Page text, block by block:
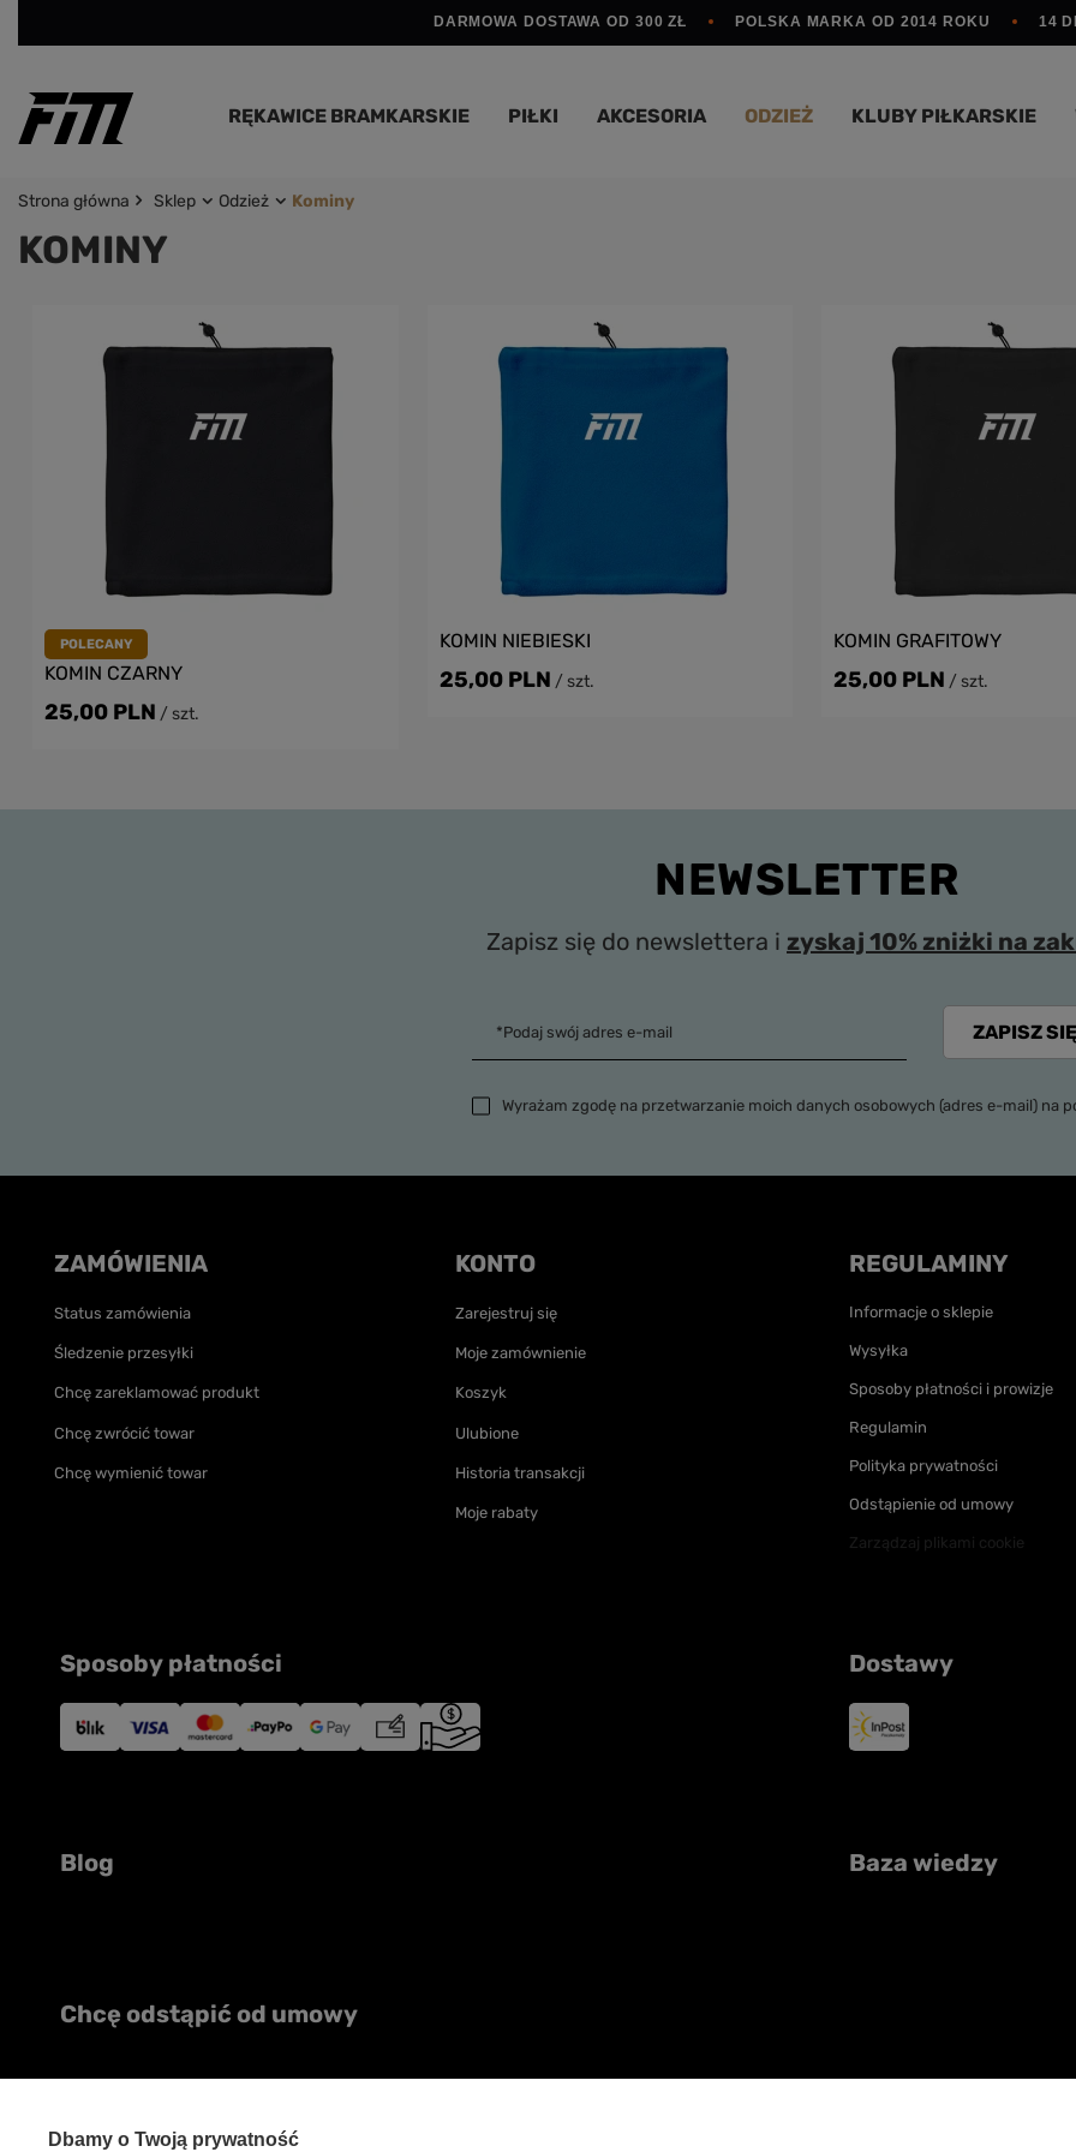
DARMOWA DOSTAWA OD 300 ZŁ POLSKA MARKA OD 2014 ROKU 14
RĘKAWICE BRAMKARSKIE PIŁKI AKCESORIA ODZIEŻ KLUBY PIŁKARSKIE
Strona główna Sklep Odzież Kominy
KOMINY
POLECANY
KOMIN CZARNY
25,00 PLN /szt.
KOMIN NIEBIESKI
25,00 PLN / szt.
KOMIN GRAFITOWY
25,00 PLN /szt.
NEWSLETTER
Zapisz się do newslettera i zyskaj 10% zniżki na
*Podaj swój adres e-mail
Wyrażam zgodę na przetwarzanie moich danych osobowych (adres e-mail) na potrzeby wysyłki newslettera z informacją handlową
ZAPISZ
ZAMÓWIENIA
Status zamówienia
Śledzenie przesyłki
Chcę zareklamować produkt
Chcę zwrócić towar
Chcę wymienić towar
KONTO
Zarejestruj się
Moje zamównienie
Koszyk
Ulubione
Historia transakcji
Moje rabaty
REGULAMINY
Informacje o sklepie
Wysyłka
Sposoby płatności i prowizje
Regulamin
Polityka prywatności
Odstąpienie od umowy
Zarządzaj plikami cookie
Sposoby płatności Dostawy
Blog Baza wiedzy
Chcę odstąpić od umowy
W sklepie prezentujemy ceny brutto (z VAT).
Dbamy o Twoją prywatność